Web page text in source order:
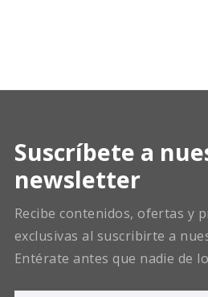
Suscríbete a
newsletter
Recibe contenidos, ofertas y
exclusivas al suscribirte a
Entérate antes que nadie de